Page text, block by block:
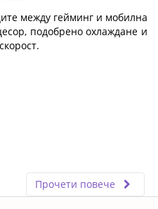
между гейминг и мобилна
подобрено охлаждане и
Прочети повече